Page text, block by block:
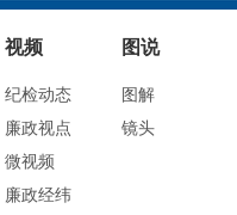
视频
纪检动态
廉政视点
微视频
廉政经纬
图说
图解
镜头